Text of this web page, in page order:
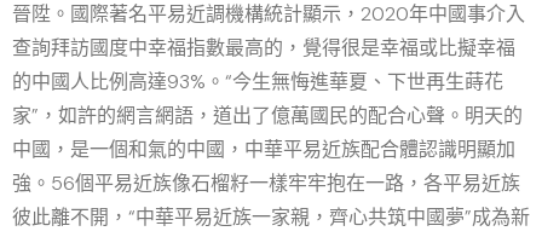
晉陞。國際著名平易近調機構統計顯示，2020年中國事介入
查詢拜訪國度中幸福指數最高的，覺得很是幸福或比擬幸福
的中國人比例高達93%。“今生無悔進華夏、下世再生蒔花
家”，如許的網言網語，道出了億萬國民的配合心聲。明天的
中國，是一個和氣的中國，中華平易近族配合體認識明顯加
強。56個平易近族像石榴籽一樣牢牢抱在一路，各平易近族
彼此離不開，“中華平易近族一家親，齊心共筑中國夢”成為新